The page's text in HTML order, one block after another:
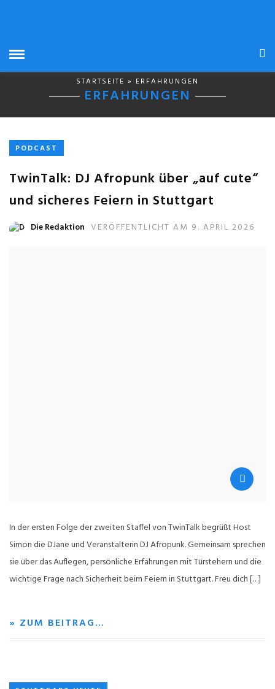
STARTSEITE » ERFAHRUNGEN
ERFAHRUNGEN
PODCAST
TwinTalk: DJ Afropunk über „auf cute“
und sicheres Feiern in Stuttgart
Die Redaktion VERÖFFENTLICHT AM 9. APRIL 2026
In der ersten Folge der zweiten Staffel von TwinTalk begrüßt Host
Simon die DJane und Veranstalterin DJ Afropunk. Gemeinsam sprechen
sie über das Auflegen, persönliche Erfahrungen mit Türstehern und die
wichtige Frage nach Sicherheit beim Feiern in Stuttgart. Freu dich […]
» ZUM BEITRAG…